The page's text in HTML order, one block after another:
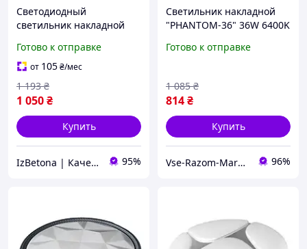
Cветодиодный
светильник накладной
х 30 х 4 см white
Готово к отправке
от 105₴/мес
1 050₴
1 193 ₴
Купить
IzBetona | Качественные товары по доступным ценам 95%
Светильник накладной
"PHANTOM-36" 36W 6400K
Готово к отправке
814₴
1 085 ₴
Купить
Vse-Razom-Market 96%